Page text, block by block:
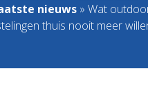
nieuws » Wat
thuis nooit meer